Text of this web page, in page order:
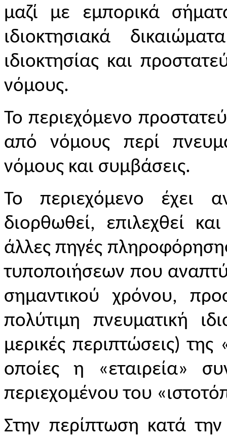
μαζί με εμπορικά
ιδιοκτησιακά
ιδιοκτησίας και
νόμους.
Το περιεχόμενο
από νόμους περί
νόμους και συμβάσεις.
Το περιεχόμενο έχει
διορθωθεί, επιλεχθεί
άλλες πηγές
τυποποιήσεων που
σημαντικού χρόνου,
πολύτιμη πνευματική
μερικές περιπτώσεις) της
οποίες η «εταιρεία»
περιεχομένου του
Στην περίπτωση κατά